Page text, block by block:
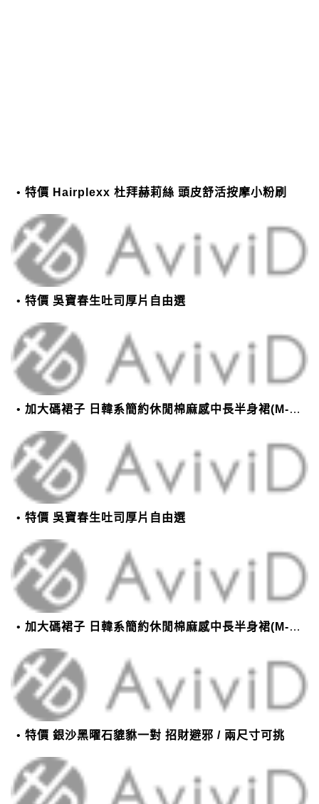
特價 Hairplexx 杜拜赫莉絲 頭皮舒活按摩小粉刷
特價 吳寶春生吐司厚片自由選
加大碼裙子 日韓系簡約休閒棉麻感中長半身裙(M-2XL)【XMS54038】＊艾美時尚(現+預)
特價 吳寶春生吐司厚片自由選
加大碼裙子 日韓系簡約休閒棉麻感中長半身裙(M-2XL)【XMS54038】＊艾美時尚(現+預)
特價 銀沙黑曜石貔貅一對 招財避邪 / 兩尺寸可挑